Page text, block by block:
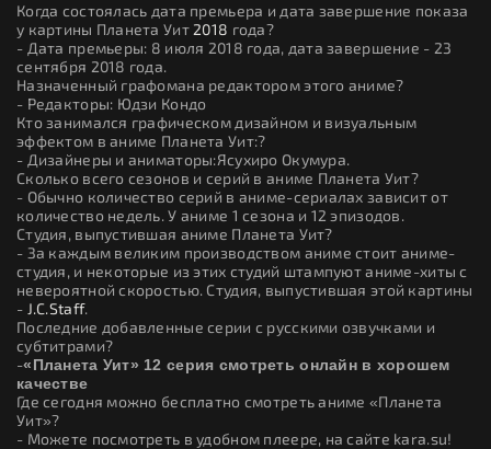
Когда состоялась дата премьера и дата завершение показа
у картины Планета Уит 2018 года?
- Дата премьеры: 8 июля 2018 года, дата завершение - 23
сентября 2018 года.
Назначенный графомана редактором этого аниме?
- Редакторы: Юдзи Кондо
Кто занимался графическом дизайном и визуальным
эффектом в аниме Планета Уит:?
- Дизайнеры и аниматоры:Ясухиро Окумура.
Сколько всего сезонов и серий в аниме Планета Уит?
- Обычно количество серий в аниме-сериалах зависит от
количество недель. У аниме 1 сезона и 12 эпизодов.
Студия, выпустившая аниме Планета Уит?
- За каждым великим производством аниме стоит аниме-
студия, и некоторые из этих студий штампуют аниме-хиты с
невероятной скоростью. Студия, выпустившая этой картины
- J.C.Staff.
Последние добавленные серии с русскими озвучками и
субтитрами?
-«Планета Уит» 12 серия смотреть онлайн в хорошем
качестве
Где сегодня можно бесплатно смотреть аниме «Планета
Уит»?
- Можете посмотреть в удобном плеере, на сайте kara.su!